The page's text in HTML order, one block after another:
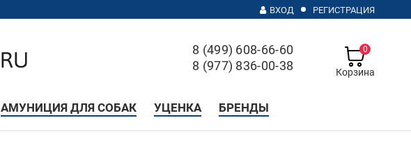
ВХОД РЕГИСТРАЦИЯ
8 (499) 608-66-60
8 (977) 836-00-38
Корзина
0
АМУНИЦИЯ ДЛЯ СОБАК УЦЕНКА БРЕНДЫ